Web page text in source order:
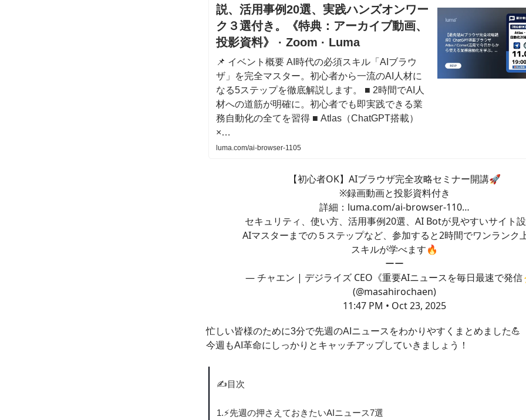
説、活用事例20選、実践ハンズオンワー
ク３選付き。《特典：アーカイブ動画、
投影資料》 · Zoom · Luma
📌 イベント概要 AI時代の必須スキル「AIブラウ
ザ」を完全マスター。初心者から一流のAI人材に
なる5ステップを徹底解説します。 ■ 2時間でAI人
材への道筋が明確に。初心者でも即実践できる業
務自動化の全てを習得 ■ Atlas（ChatGPT搭載）
×…
luma.com/ai-browser-1105
【初心者OK】AIブラウザ完全攻略セミナー開講🚀
※録画動画と投影資料付き
詳細： luma.com/ai-browser-110…
セキュリティ、使い方、活用事例20選、AI Botが見やすいサイト設
AIマスターまでの５ステップなど、参加すると2時間でワンランク
スキルが学べます🔥
ーー
— チャエン | デジライズ CEO《重要AIニュースを毎日最速で発信
(@masahirochaen)
11:47 PM • Oct 23, 2025
忙しい皆様のために3分で先週のAIニュースをわかりやすくまとめました💪
今週もAI革命にしっかりとキャッチアップしていきましょう！
✍️目次
1.⚡️先週の押さえておきたいAIニュース7選